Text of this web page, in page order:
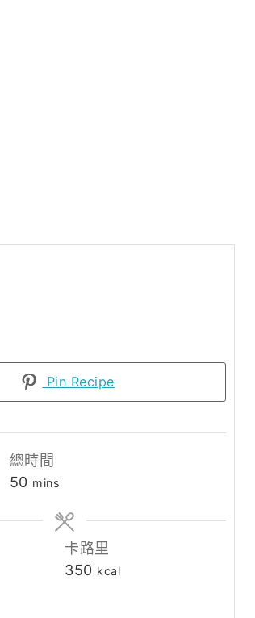
Pin Recipe
總時間
50minutes
mins
卡路里
350 kcal